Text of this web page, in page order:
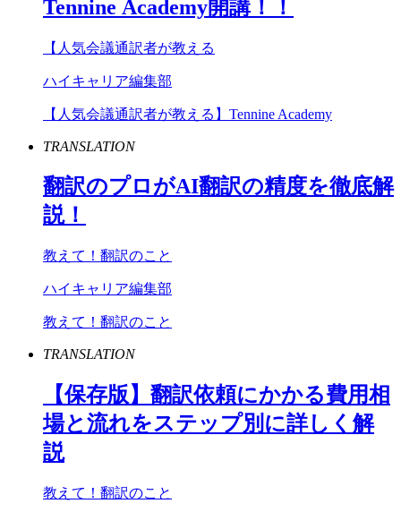
Tennine Academy開講！！
【人気会議通訳者が教える
ハイキャリア編集部
【人気会議通訳者が教える】Tennine Academy
TRANSLATION
翻訳のプロがAI翻訳の精度を徹底解
説！
教えて！翻訳のこと
ハイキャリア編集部
教えて！翻訳のこと
TRANSLATION
【保存版】翻訳依頼にかかる費用相
場と流れをステップ別に詳しく解
説
教えて！翻訳のこと